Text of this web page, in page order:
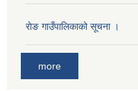
राेङ गाउँपालिकाको सूचना ।
more